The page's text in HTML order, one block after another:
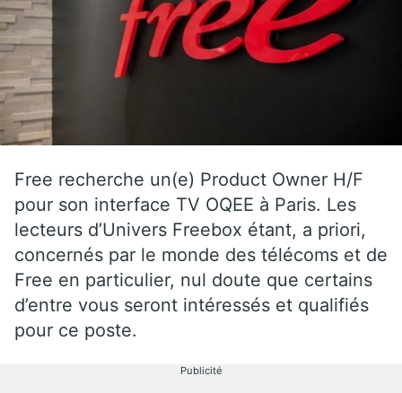
Free recherche un(e) Product Owner H/F
pour son interface TV OQEE à Paris. Les
lecteurs d’Univers Freebox étant, a priori,
concernés par le monde des télécoms et de
Free en particulier, nul doute que certains
d’entre vous seront intéressés et qualifiés
pour ce poste.
Publicité